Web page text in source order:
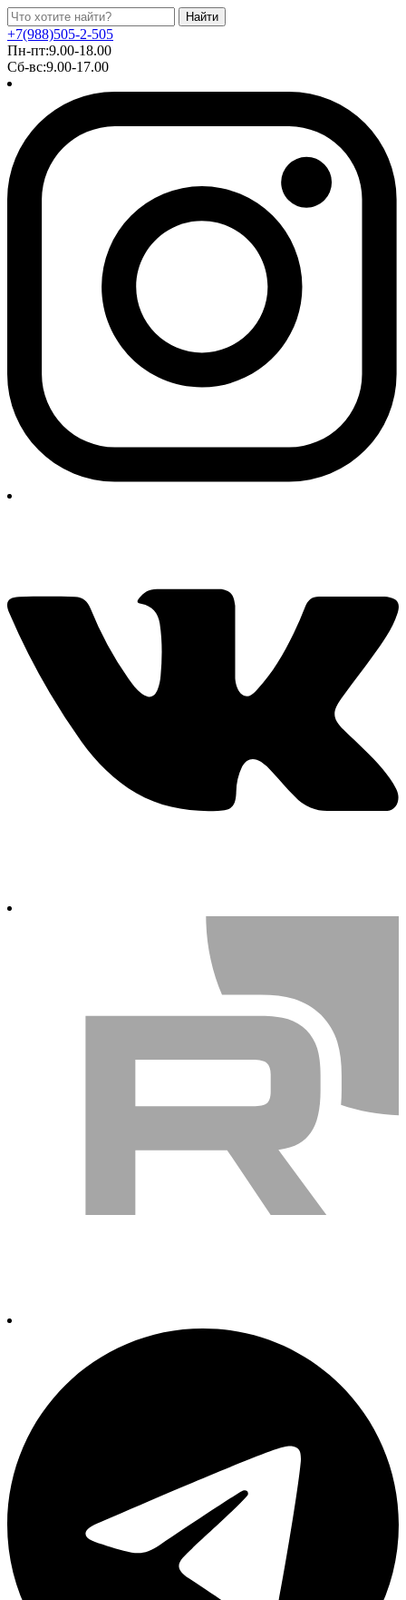
Найти
+7(988)505-2-505
Пн-пт:9.00-18.00
Сб-вс:9.00-17.00